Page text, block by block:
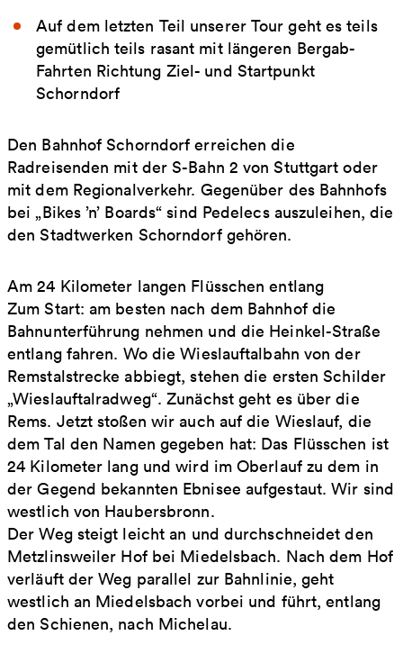
Auf dem letzten Teil unserer Tour geht es teils
gemütlich teils rasant mit längeren Bergab-
Fahrten Richtung Ziel- und Startpunkt
Schorndorf
Den Bahnhof Schorndorf erreichen die
Radreisenden mit der S-Bahn 2 von Stuttgart oder
mit dem Regionalverkehr. Gegenüber des Bahnhofs
bei „Bikes ’n’ Boards“ sind Pedelecs auszuleihen, die
den Stadtwerken Schorndorf gehören.
Am 24 Kilometer langen Flüsschen entlang
Zum Start: am besten nach dem Bahnhof die
Bahnunterführung nehmen und die Heinkel-Straße
entlang fahren. Wo die Wieslauftalbahn von der
Remstalstrecke abbiegt, stehen die ersten Schilder
„Wieslauftalradweg“. Zunächst geht es über die
Rems. Jetzt stoßen wir auch auf die Wieslauf, die
dem Tal den Namen gegeben hat: Das Flüsschen ist
24 Kilometer lang und wird im Oberlauf zu dem in
der Gegend bekannten Ebnisee aufgestaut. Wir sind
westlich von Haubersbronn.
Der Weg steigt leicht an und durchschneidet den
Metzlinsweiler Hof bei Miedelsbach. Nach dem Hof
verläuft der Weg parallel zur Bahnlinie, geht
westlich an Miedelsbach vorbei und führt, entlang
den Schienen, nach Michelau.